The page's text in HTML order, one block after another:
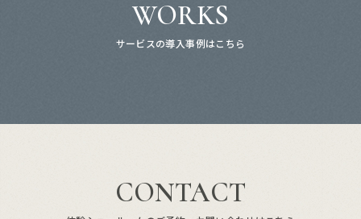
WORKS
サービスの導入事例はこちら
CONTACT